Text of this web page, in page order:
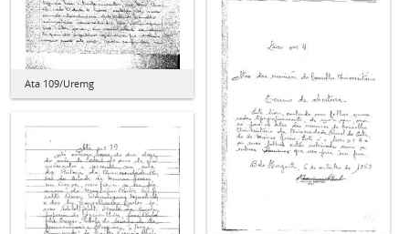
Ata 109/Uremg